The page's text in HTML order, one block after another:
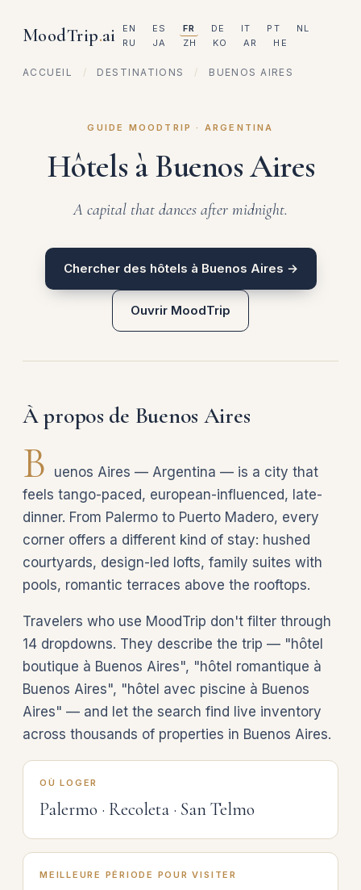
MoodTrip.ai EN ES FR DE IT PT
NL
RU
JA ZH KO AR HE
ACCUEIL / DESTINATIONS / BUENOS AIRES
GUIDE MOODTRIP · ARGENTINA
Hôtels à Buenos Aires
A capital that dances after midnight.
Chercher des hôtels à Buenos Aires →
Ouvrir MoodTrip
À propos de Buenos Aires
B
uenos Aires — Argentina — is a city that
feels tango-paced, european-influenced, late-
dinner. From Palermo to Puerto Madero, every
corner offers a different kind of stay: hushed
courtyards, design-led lofts, family suites with
pools, romantic terraces above the rooftops.
Travelers who use MoodTrip don't filter through
14 dropdowns. They describe the trip — "hôtel
boutique à Buenos Aires", "hôtel romantique à
Buenos Aires", "hôtel avec piscine à Buenos
Aires" — and let the search find live inventory
across thousands of properties in Buenos Aires.
OÙ LOGER
Palermo · Recoleta · San Telmo
MEILLEURE PÉRIODE POUR VISITER